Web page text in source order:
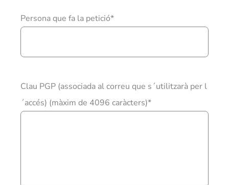
Persona que fa la petició*
Clau PGP (associada al correu que s´utilitzarà per l
´accés) (màxim de 4096 caràcters)*